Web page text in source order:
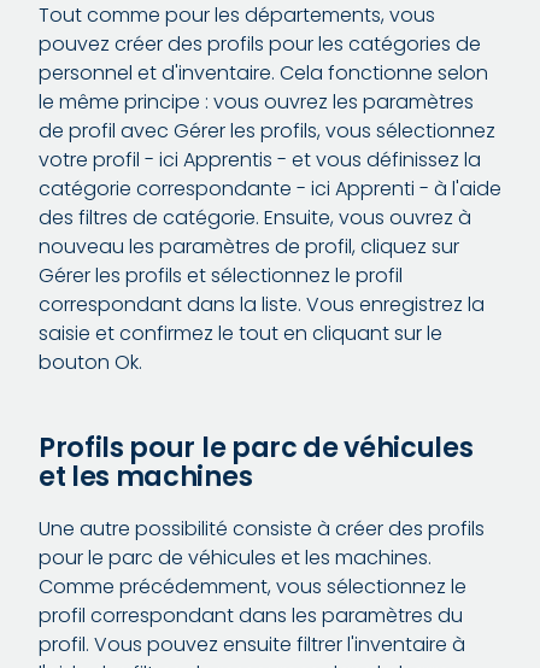
Tout comme pour les départements, vous
pouvez créer des profils pour les catégories de
personnel et d'inventaire. Cela fonctionne selon
le même principe : vous ouvrez les paramètres
de profil avec Gérer les profils, vous sélectionnez
votre profil - ici Apprentis - et vous définissez la
catégorie correspondante - ici Apprenti - à l'aide
des filtres de catégorie. Ensuite, vous ouvrez à
nouveau les paramètres de profil, cliquez sur
Gérer les profils et sélectionnez le profil
correspondant dans la liste. Vous enregistrez la
saisie et confirmez le tout en cliquant sur le
bouton Ok.
Profils pour le parc de véhicules
et les machines
Une autre possibilité consiste à créer des profils
pour le parc de véhicules et les machines.
Comme précédemment, vous sélectionnez le
profil correspondant dans les paramètres du
profil. Vous pouvez ensuite filtrer l'inventaire à